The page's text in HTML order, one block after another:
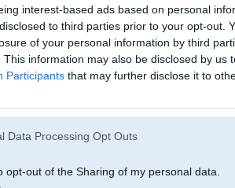
interest-based ads based on personal
to third parties prior to your opt-out.
of your personal information by third
This information may also be disclosed by us
Participants that may further disclose it to
Data Processing Opt Outs
opt-out of the Sharing of my personal data.
2007-08-10 22:56, ROLEXX rakstīja:
Vainīgs varētu būt šis:
Man findet das Wort „deutsch“ als
Synodenbericht des päpstlichen
wurde sowohl auf Latein als auch in der
im Gebiet des späteren Deutschlands
One finds the word "German" as language
Synodenbericht of the papal Nuntius
both on latin and in the people language.
786 actually the spoken people language.